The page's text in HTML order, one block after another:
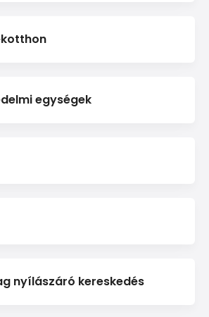
egységek
nyílászáró kereskedés